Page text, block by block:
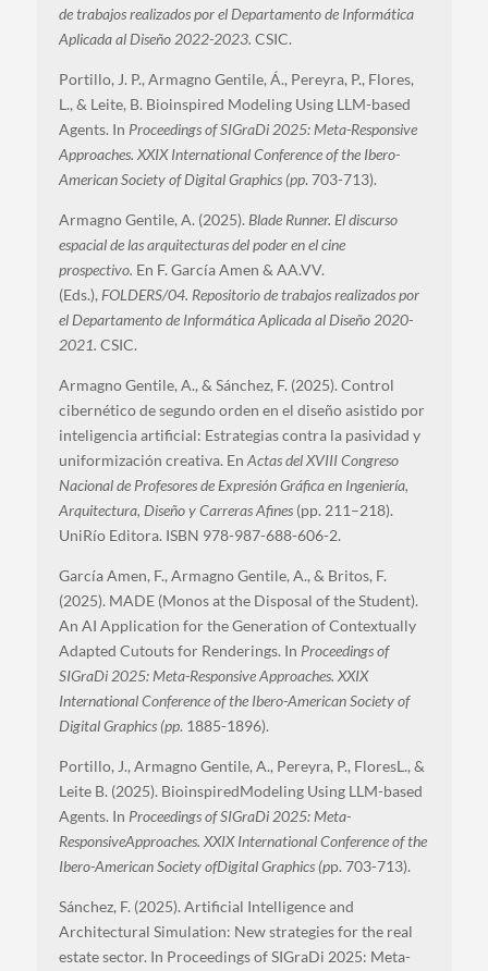
de trabajos realizados por el Departamento de Informática
Aplicada al Diseño 2022-2023. CSIC.
Portillo, J. P., Armagno Gentile, Á., Pereyra, P., Flores,
L., & Leite, B. Bioinspired Modeling Using LLM-based
Agents. In Proceedings of SIGraDi 2025: Meta-Responsive
Approaches. XXIX International Conference of the Ibero-
American Society of Digital Graphics (pp. 703-713).
Armagno Gentile, A. (2025).Blade Runner. El discurso
espacial de las arquitecturas del poder en el cine
prospectivo. En F. García Amen & AA.VV.
(Eds.),FOLDERS/04. Repositorio de trabajos realizados por
el Departamento de Informática Aplicada al Diseño 2020-
2021. CSIC.
Armagno Gentile, A., & Sánchez, F. (2025). Control
cibernético de segundo orden en el diseño asistido por
inteligencia artificial: Estrategias contra la pasividad y
uniformización creativa. EnActas del XVIII Congreso
Nacional de Profesores de Expresión Gráfica en Ingeniería,
Arquitectura, Diseño y Carreras Afines(pp. 211–218).
UniRío Editora. ISBN 978-987-688-606-2.
García Amen, F., Armagno Gentile, A., & Britos, F.
(2025). MADE (Monos at the Disposal of the Student).
An AI Application for the Generation of Contextually
Adapted Cutouts for Renderings. In Proceedings of
SIGraDi 2025: Meta-Responsive Approaches. XXIX
International Conference of the Ibero-American Society of
Digital Graphics (pp. 1885-1896).
Portillo, J., Armagno Gentile, A., Pereyra, P., FloresL., &
Leite B. (2025). BioinspiredModeling Using LLM-based
Agents. In Proceedings of SIGraDi 2025: Meta-
ResponsiveApproaches. XXIX International Conference of the
Ibero-American Society ofDigital Graphics (pp. 703-713).
Sánchez, F. (2025). Artificial Intelligence and
Architectural Simulation: New strategies for the real
estate sector. In Proceedings of SIGraDi 2025: Meta-